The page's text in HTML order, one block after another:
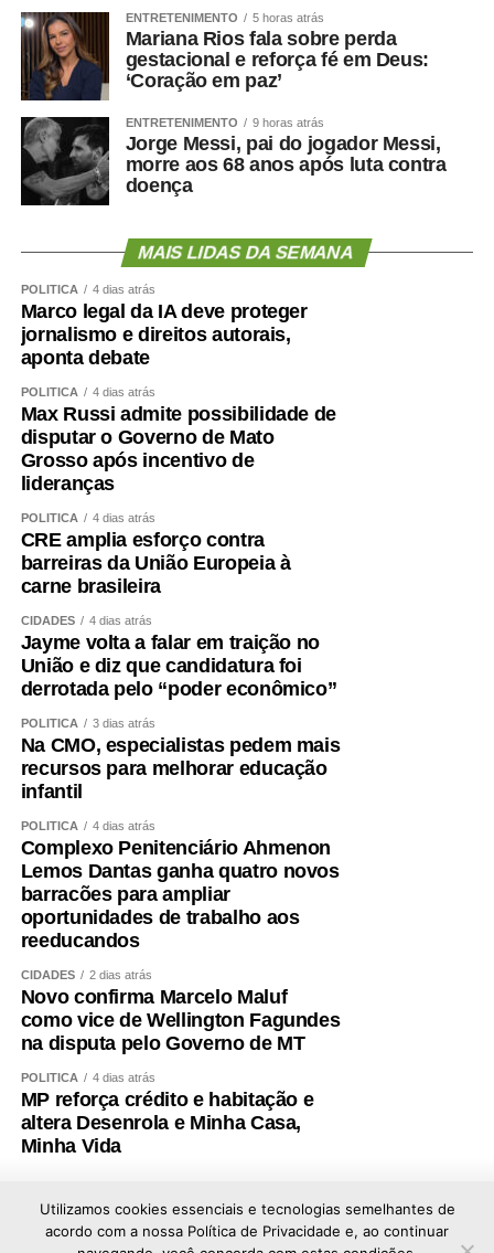
Segunda-feira (10), às 10h: a Subcomissão
Permanente dos Povos Indígenas Yanomami
debaterá a prestação de contas dos recursos
orçamentários discricionários e dos créditos
extraordinários destinados a ações no território
Ianomâmi e dos recursos do Fundo Amazônia para
projetos de proteção de comunidades indígenas.
Terça-feira (11), às 14h: a Comissão de Segurança
Pública (CSP) avalia a implementação do Programa
de Proteção a Vítimas e Testemunhas Ameaçadas
(Provita), examinando os protocolos de inclusão,
acompanhamento, desligamento e reinserção
social das pessoas protegidas.
Humanos (CDH) faz audiência pública para instruir
o instruir o Projeto de Lei (PL)
trata da instalação de centros-dia para pessoas
idosas atendidas pelo Sistema Único de
Assistência Social (Suas).
Quarta-feira (12), às 14h30: a Comissão de
Assuntos Sociais (CAS) faz audiência pública para
contrapartidas do setor filantrópico brasileiro, feita
pela Fundação Instituto de Pesquisas Econômicas
(Fipe), encomendada pelo Fórum Nacional das
Quinta-feira (13), às 10h: a CAS e a CDH fazem
duas audiências conjuntas seguidas para debater o
atendimento a pacientes com hemoglobinúria
paroxística noturna no SUS e os desafios
relacionados ao diagnóstico, tratamento e políticas
públicas para a insuficiência adrenal no Brasil.
Sessões especiais
Também estão marcadas sessões especiais e de debates
temáticos do Senado e uma sessão solene do Congresso
para a próxima semana.
Segunda-feira (10), às 10h: sessão especial do
Senado para celebrar o Dia Nacional da Proteção
de Dados.
públicas de energias renováveis do Brasil e da
América Latina e a liderança brasileira no setor,
ENTRETENIMENTO 5 horas atrás
Mariana Rios fala sobre perda
gestacional e reforça fé em Deus:
‘Coração em paz’
ENTRETENIMENTO 9 horas atrás
Jorge Messi, pai do jogador Messi,
morre aos 68 anos após luta contra
doença
MAIS LIDAS DA SEMANA
POLÍTICA 4 dias atrás
Marco legal da IA deve proteger
jornalismo e direitos autorais,
aponta debate
POLÍTICA 4 dias atrás
Max Russi admite possibilidade de
disputar o Governo de Mato
Grosso após incentivo de
lideranças
POLÍTICA 4 dias atrás
CRE amplia esforço contra
barreiras da União Europeia à
carne brasileira
CIDADES 4 dias atrás
Jayme volta a falar em traição no
União e diz que candidatura foi
derrotada pelo “poder econômico”
POLÍTICA 3 dias atrás
Na CMO, especialistas pedem mais
recursos para melhorar educação
infantil
POLÍTICA 4 dias atrás
Complexo Penitenciário Ahmenon
Lemos Dantas ganha quatro novos
barracões para ampliar
oportunidades de trabalho aos
reeducandos
CIDADES 2 dias atrás
Novo confirma Marcelo Maluf
como vice de Wellington Fagundes
na disputa pelo Governo de MT
POLÍTICA 4 dias atrás
MP reforça crédito e habitação e
altera Desenrola e Minha Casa,
Minha Vida
Utilizamos cookies essenciais e tecnologias semelhantes de
acordo com a nossa Política de Privacidade e, ao continuar